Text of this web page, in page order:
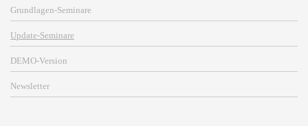
Grundlagen-Seminare
Update-Seminare
DEMO-Version
Newsletter